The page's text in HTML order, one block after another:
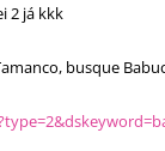
2 já kkk
busque